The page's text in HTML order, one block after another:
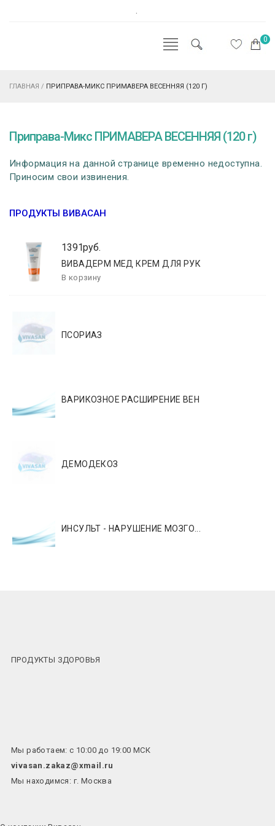
.
0
ГЛАВНАЯ / ПРИПРАВА-МИКС ПРИМАВЕРА ВЕСЕННЯЯ (120 Г)
Приправа-Микс ПРИМАВЕРА ВЕСЕННЯЯ (120 г)
Информация на данной странице временно недоступна.
Приносим свои извинения.
ПРОДУКТЫ ВИВАСАН
1391руб.
ВИВАДЕРМ МЕД КРЕМ ДЛЯ РУК
ПСОРИАЗ
ВАРИКОЗНОЕ РАСШИРЕНИЕ ВЕН
ДЕМОДЕКОЗ
ИНСУЛЬТ - НАРУШЕНИЕ МОЗГО...
ПРОДУКТЫ ЗДОРОВЬЯ
Мы работаем: с 10:00 до 19:00 МСК
vivasan.zakaz@xmail.ru
Мы находимся: г. Москва